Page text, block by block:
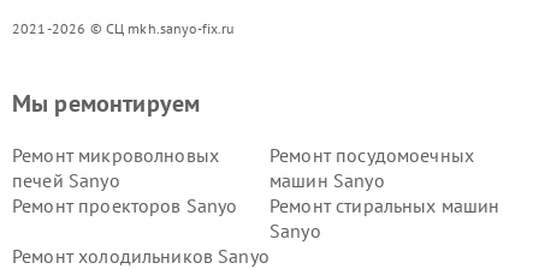
2021-2026 © СЦ mkh.sanyo-fix.ru
Мы ремонтируем
Ремонт микроволновых
печей Sanyo
Ремонт посудомоечных
машин Sanyo
Ремонт проекторов Sanyo
Ремонт стиральных машин
Sanyo
Ремонт холодильников Sanyo